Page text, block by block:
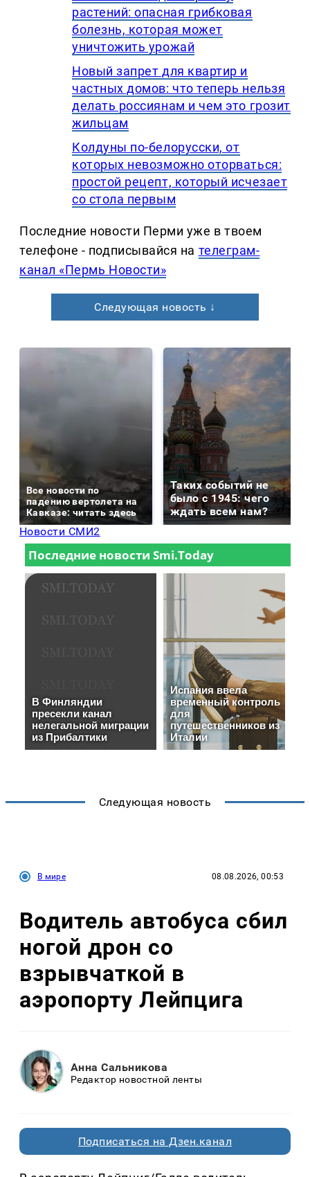
растений: опасная грибковая
болезнь, которая может
уничтожить урожай
Новый запрет для квартир и
частных домов: что теперь нельзя
делать россиянам и чем это грозит
жильцам
Колдуны по-белорусски, от
которых невозможно оторваться:
простой рецепт, который исчезает
со стола первым
Последние новости Перми уже в твоем
телефоне - подписывайся на телеграм-
канал «Пермь Новости»
Следующая новость ↓
Все новости по
падению вертолета на
Кавказе: читать здесь
Таких событий не
было с 1945: чего
ждать всем нам?
Новости СМИ2
Следующая новость
В мире 08.08.2026, 00:53
Водитель автобуса сбил
ногой дрон со
взрывчаткой в
аэропорту Лейпцига
Анна Сальникова
Редактор новостной ленты
Подписаться на Дзен.канал